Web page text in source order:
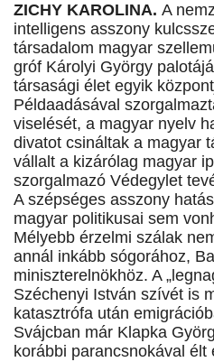
ZICHY KAROLINA. A
intelligens asszony
társadalom magyar
gróf Károlyi György
társasági élet egyik
Példaadásával
viselését, a magyar nyelv
divatot csináltak a magyar
vállalt a kizárólag magyar
szorgalmazó Védegylet
A szépséges asszony
magyar politikusai sem
Mélyebb érzelmi szálak
annál inkább sógorához,
miniszterelnökhöz. A
Széchenyi István szívét is
katasztrófa után
Svájcban már Klapka
korábbi parancsnokával élt